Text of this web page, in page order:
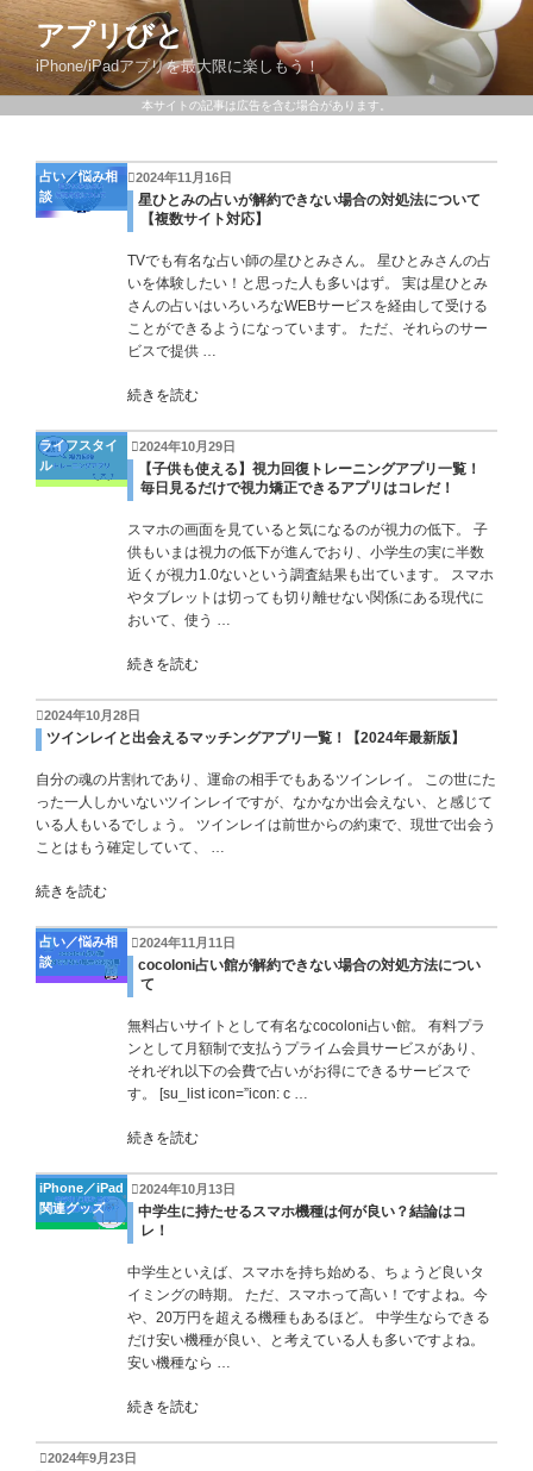
アプリびと
iPhone/iPadアプリを最大限に楽しもう！
本サイトの記事は広告を含む場合があります。
占い／悩み相
談
2024年11月16日
星ひとみの占いが解約できない場合の対処法について
【複数サイト対応】
TVでも有名な占い師の星ひとみさん。 星ひとみさんの占
いを体験したい！と思った人も多いはず。 実は星ひとみ
さんの占いはいろいろなWEBサービスを経由して受ける
ことができるようになっています。 ただ、それらのサー
ビスで提供 …
続きを読む
ライフスタイ
ル
2024年10月29日
【子供も使える】視力回復トレーニングアプリ一覧！
毎日見るだけで視力矯正できるアプリはコレだ！
スマホの画面を見ていると気になるのが視力の低下。 子
供もいまは視力の低下が進んでおり、小学生の実に半数
近くが視力1.0ないという調査結果も出ています。 スマホ
やタブレットは切っても切り離せない関係にある現代に
おいて、使う …
続きを読む
2024年10月28日
ツインレイと出会えるマッチングアプリ一覧！【2024年最新版】
自分の魂の片割れであり、運命の相手でもあるツインレイ。 この世にた
った一人しかいないツインレイですが、なかなか出会えない、と感じて
いる人もいるでしょう。 ツインレイは前世からの約束で、現世で出会う
ことはもう確定していて、 …
続きを読む
占い／悩み相
談
2024年11月11日
cocoloni占い館が解約できない場合の対処方法につい
て
無料占いサイトとして有名なcocoloni占い館。 有料プラ
ンとして月額制で支払うプライム会員サービスがあり、
それぞれ以下の会費で占いがお得にできるサービスで
す。 [su_list icon=”icon: c …
続きを読む
iPhone／iPad
関連グッズ
2024年10月13日
中学生に持たせるスマホ機種は何が良い？結論はコ
レ！
中学生といえば、スマホを持ち始める、ちょうど良いタ
イミングの時期。 ただ、スマホって高い！ですよね。今
や、20万円を超える機種もあるほど。 中学生ならできる
だけ安い機種が良い、と考えている人も多いですよね。
安い機種なら …
続きを読む
2024年9月23日